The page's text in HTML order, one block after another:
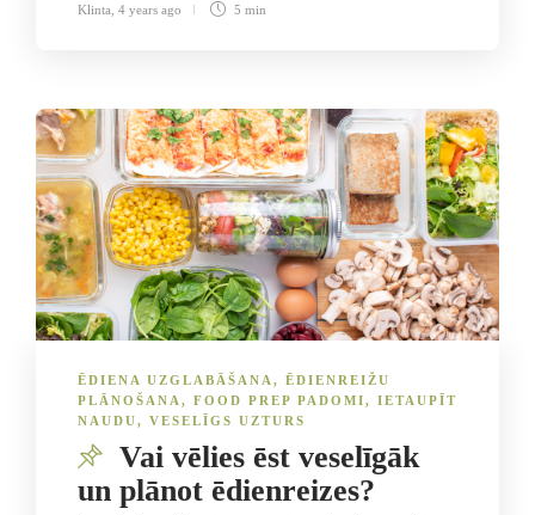
Klinta 4 years ago 5 min
ĒDIENA UZGLABĀŠANA , ĒDIENREIŽU
PLĀNOŠANA , FOOD PREP PADOMI, IETAUPĪT
NAUDU, VESELĪGS UZTURS
Vai vēlies ēst veselīgāk
un plānot ēdienreizes?